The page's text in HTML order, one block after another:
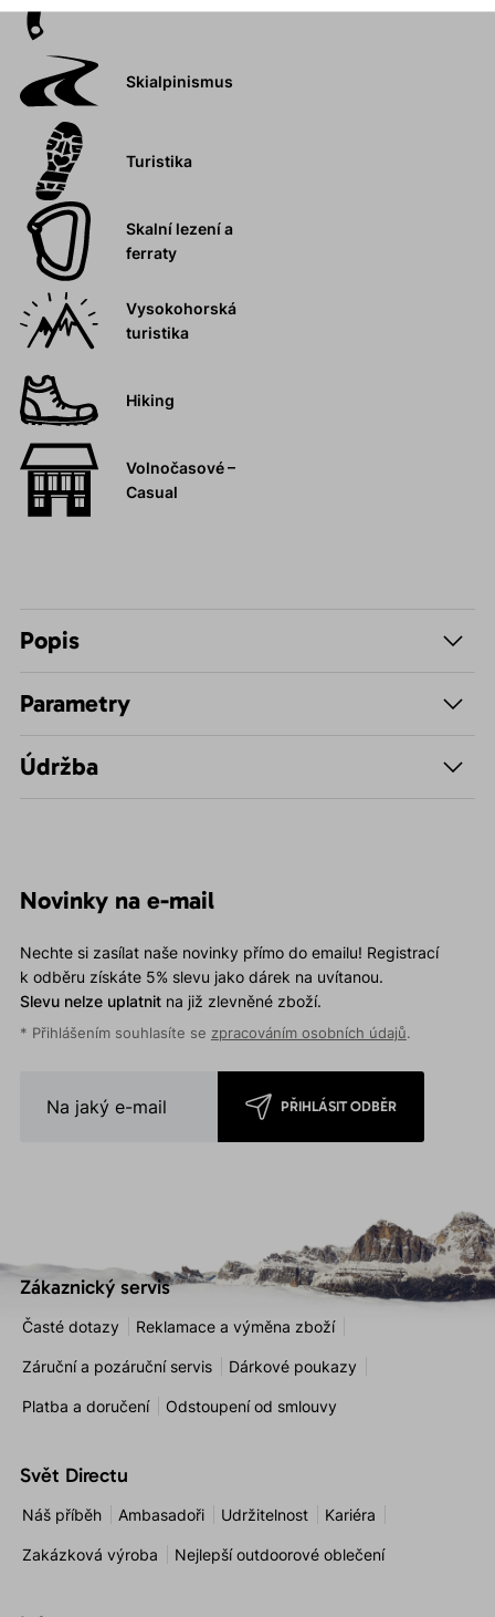
Skialpinismus
Turistika
Skalní lezení a
ferraty
Vysokohorská
turistika
Hiking
Volnočasové –
Casual
Popis
Parametry
Údržba
Novinky na e-mail
Nechte si zasílat naše novinky přímo do emailu! Registrací
k odběru získáte 5% slevu jako dárek na uvítanou.
Slevu nelze uplatnitna již zlevněné zboží.
* Přihlášením souhlasíte se zpracováním osobních údajů.
PŘIHLÁSIT ODBĚR
Zákaznický servis
Časté dotazy Reklamace a výměna zboží
Záruční a pozáruční servis Dárkové poukazy
Platba a doručení Odstoupení od smlouvy
Svět Directu
Náš příběh Ambasadoři Udržitelnost Kariéra
Zakázková výroba Nejlepší outdoorové oblečení